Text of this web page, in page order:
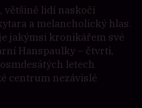
většině lidí naskočí
a melancholický hlas.
jakýmsi kronikářem své
Hanspaulky – čtvrti,
letech
centrum nezávislé